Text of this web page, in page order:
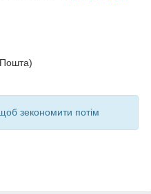
Пошта)
зекономити потім